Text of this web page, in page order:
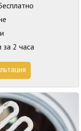
2 часа